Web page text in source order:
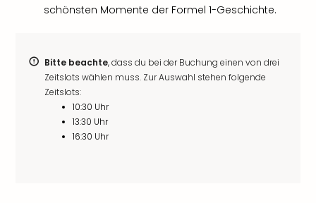
schönsten Momente der Formel 1-Geschichte.
Bitte beachte, dass du bei der Buchung einen von drei
Zeitslots wählen muss. Zur Auswahl stehen folgende
Zeitslots:
10:30 Uhr
13:30 Uhr
16:30 Uhr